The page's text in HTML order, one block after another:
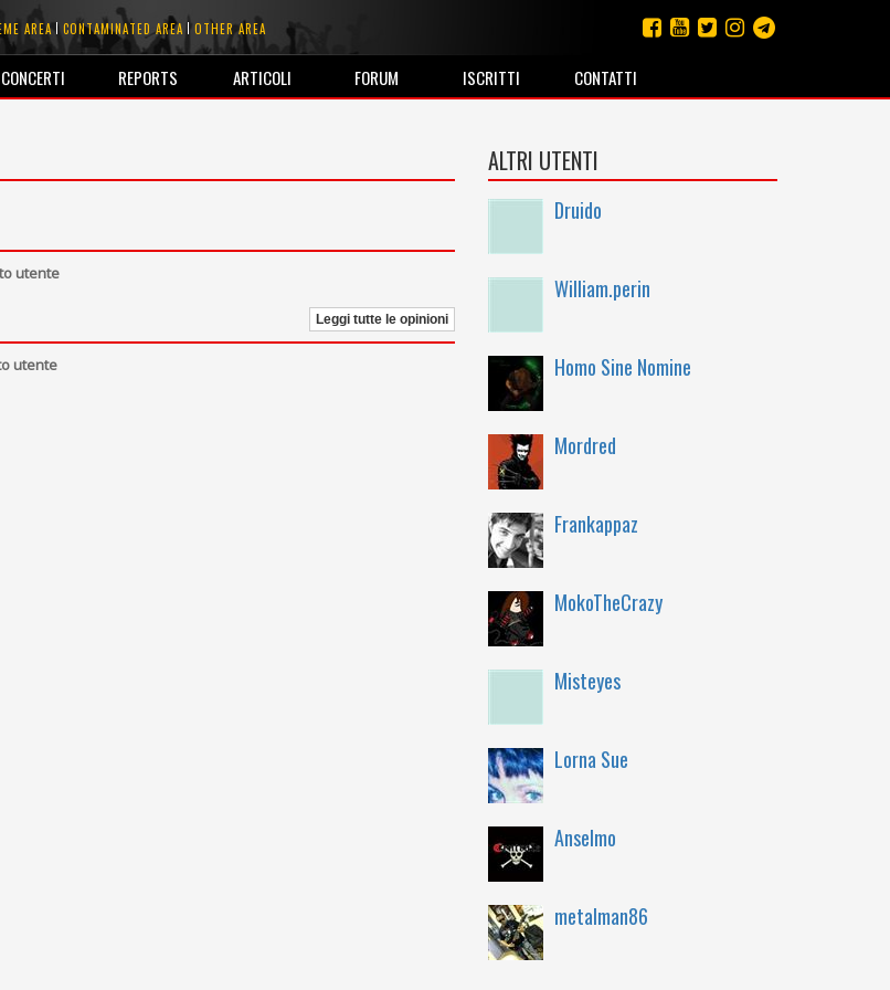
AREA CONTAMINATED AREA OTHER AREA
CONCERTI REPORTS ARTICOLI FORUM ISCRITTI CONTATTI
utente
Leggi tutte le opinioni
utente
ALTRI UTENTI
Druido
William.perin
Homo Sine Nomine
Mordred
Frankappaz
MokoTheCrazy
Misteyes
Lorna Sue
Anselmo
metalman86